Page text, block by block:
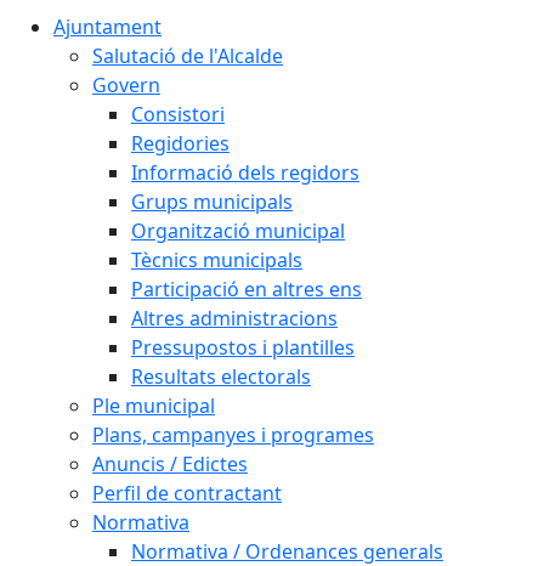
Ajuntament
Salutació de l'Alcalde
Govern
Consistori
Regidories
Informació dels regidors
Grups municipals
Organització municipal
Tècnics municipals
Participació en altres ens
Altres administracions
Pressupostos i plantilles
Resultats electorals
Ple municipal
Plans, campanyes i programes
Anuncis / Edictes
Perfil de contractant
Normativa
Normativa / Ordenances generals